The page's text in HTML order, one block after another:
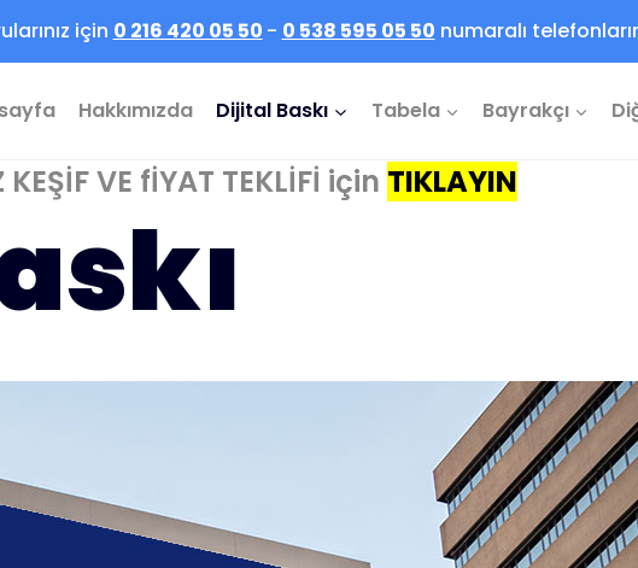
için 0 216 420 05 50 - 0 538 595 05 50 numaralı
Hakkımızda Dijital Baskı Tabela Bayrakçı
KEŞİF VE fİYAT TEKLİFİ için TIKLAYIN